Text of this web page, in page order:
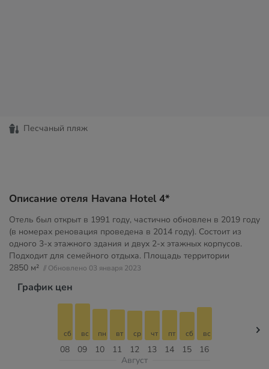
Песчаный пляж
Описание отеля Havana Hotel 4*
Отель был открыт в 1991 году, частично обновлен в 2019 году
(в номерах реновация проведена в 2014 году). Состоит из
одного 3-х этажного здания и двух 2-х этажных корпусов.
Подходит для семейного отдыха. Площадь территории
2850 м² // Обновлено 03 января 2023
График цен
08
сб
09
вс
10
пн
11
вт
12
ср
13
чт
14
пт
15
сб
16
вс
Август